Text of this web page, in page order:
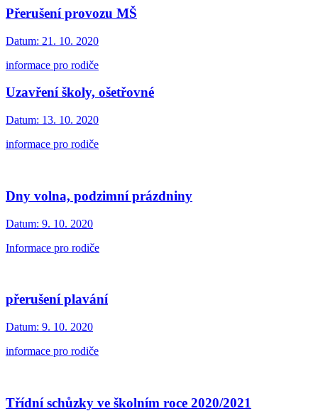
Přerušení provozu MŠ
Datum: 21. 10. 2020
informace pro rodiče
Uzavření školy, ošetřovné
Datum: 13. 10. 2020
informace pro rodiče
Dny volna, podzimní prázdniny
Datum: 9. 10. 2020
Informace pro rodiče
přerušení plavání
Datum: 9. 10. 2020
informace pro rodiče
Třídní schůzky ve školním roce 2020/2021